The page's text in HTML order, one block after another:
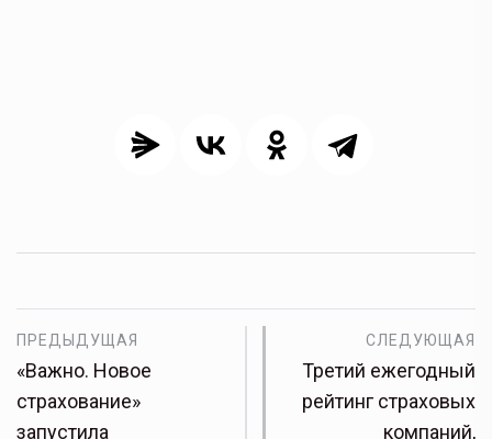
ПРЕДЫДУЩАЯ
«Важно. Новое
страхование»
запустила
СЛЕДУЮЩАЯ
Третий ежегодный
рейтинг страховых
компаний,